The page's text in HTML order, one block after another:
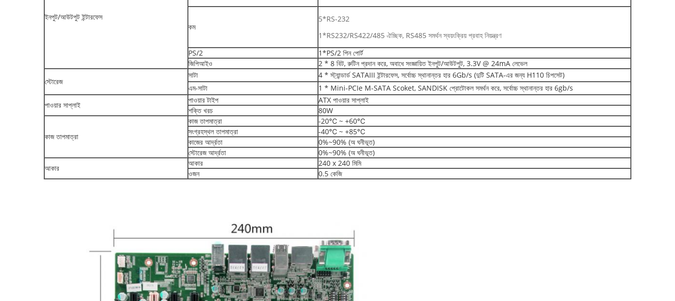
ইনপুট/আউটপুট ইন্টারফেস
কম
5*RS-232
1*RS232/RS422/485 ঐচ্ছিক, RS485 সমর্থন স্বয়ংক্রিয় প্রবাহ নিয়ন্ত্রণ
PS/2
1*PS/2 পিন পোর্ট
জিপিআইও
2 * 8 বিট, রুটিন প্রদান করে, অবাধে সংজ্ঞায়িত ইনপুট/আউটপুট, 3.3V @ 24mA লেভেল
স্টোরেজ
সাটা
4 * স্ট্যান্ডার্ড SATAIII ইন্টারফেস, সর্বোচ্চ স্থানান্তর হার 6Gb/s (দুটি SATA-এর জন্য H110 চিপসেট)
এম-সাটা
1 * Mini-PCIe M-SATA Scoket, SANDISK প্রোটোকল সমর্থন করে, সর্বোচ্চ স্থানান্তর হার 6gb/s
পাওয়ার সাপ্লাই
পাওয়ার টাইপ
ATX পাওয়ার সাপ্লাই
শক্তি খরচ
80W
কাজ তাপমাত্রা
কাজ তাপমাত্রা
-20℃ ~ +60℃
সংগ্রহস্থল তাপমাত্রা
-40℃ ~ +85℃
কাজের আর্দ্রতা
0%~90% (অ ঘনীভূত)
স্টোরেজ আর্দ্রতা
0%~90% (অ ঘনীভূত)
আকার
আকার
240 x 240 মিমি
ওজন
0.5 কেজি